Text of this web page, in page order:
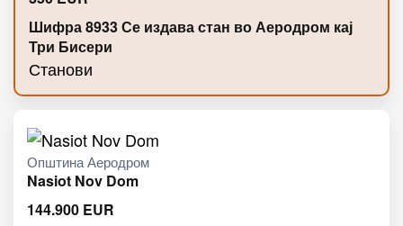
Шифра 8933 Се издава стан во Аеродром кај
Три Бисери
Станови
Општина Аеродром
Nasiot Nov Dom
144.900 EUR